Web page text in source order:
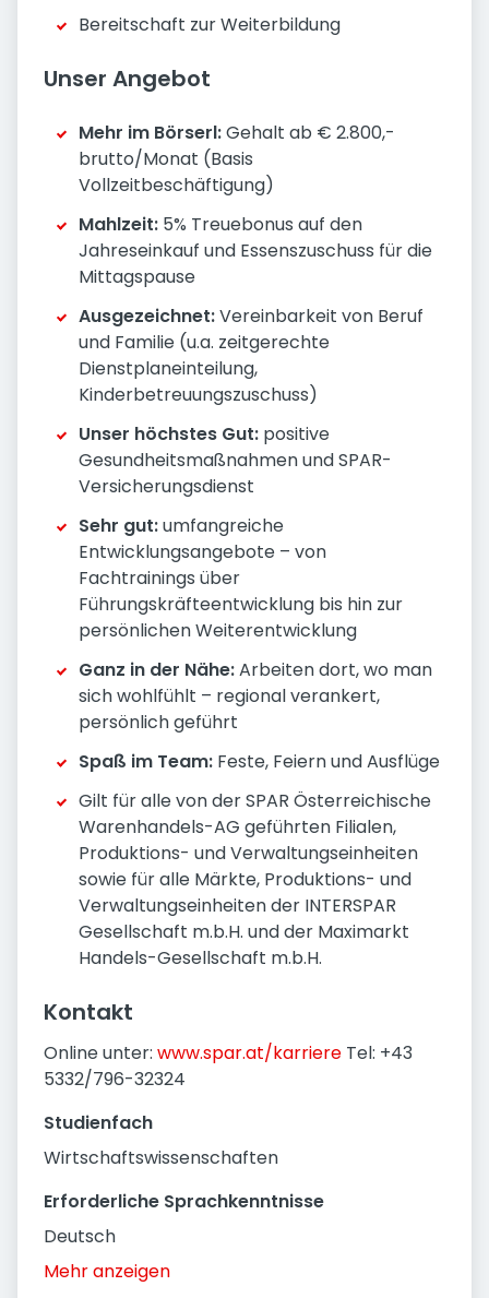
Bereitschaft zur Weiterbildung
Unser Angebot
Mehr im Börserl:Gehalt ab € 2.800,-
brutto/Monat (Basis
Vollzeitbeschäftigung)
Mahlzeit: 5% Treuebonus auf den
Jahreseinkauf und Essenszuschuss für die
Mittagspause
Ausgezeichnet:Vereinbarkeit von Beruf
und Familie (u.a. zeitgerechte
Dienstplaneinteilung,
Kinderbetreuungszuschuss)
Unser höchstes Gut: positive
Gesundheitsmaßnahmen und SPAR-
Versicherungsdienst
Sehr gut:umfangreiche
Entwicklungsangebote – von
Fachtrainings über
Führungskräfteentwicklung bis hin zur
persönlichen Weiterentwicklung
Ganz in der Nähe:Arbeiten dort, wo man
sich wohlfühlt – regional verankert,
persönlich geführt
Spaß im Team: Feste, Feiern und Ausflüge
Gilt für alle von der SPAR Österreichische
Warenhandels-AG geführten Filialen,
Produktions- und Verwaltungseinheiten
sowie für alle Märkte, Produktions- und
Verwaltungseinheiten der INTERSPAR
Gesellschaft m.b.H. und der Maximarkt
Handels-Gesellschaft m.b.H.
Kontakt
Online unter: www.spar.at/karriere Tel: +43
5332/796-32324
Studienfach
Wirtschaftswissenschaften
Erforderliche Sprachkenntnisse
Deutsch
Mehr anzeigen